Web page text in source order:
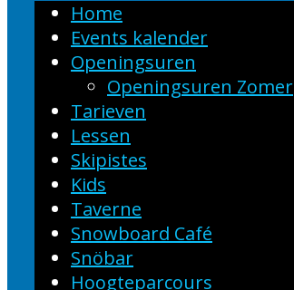
Home
Events kalender
Openingsuren
Openingsuren Zomer
Tarieven
Lessen
Skipistes
Kids
Taverne
Snowboard Café
Snöbar
Hoogteparcours